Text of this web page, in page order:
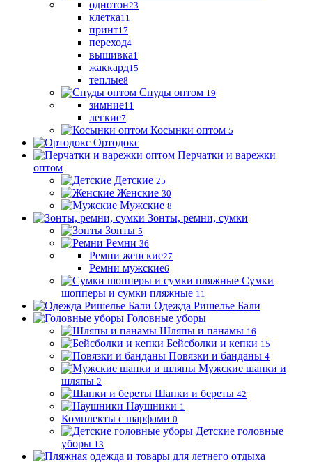
однотон23
клетка11
принт17
переход4
вышивка1
жаккард15
теплые8
Снуды оптом 19
зимние11
легкие7
Косынки оптом 5
Ортодокс
Перчатки и варежки
оптом
Детские 25
Женские 30
Мужские 8
Зонты, ремни, сумки
Зонты 5
Ремни 36
Ремни женские27
Ремни мужские6
Сумки
шопперы и сумки пляжные 11
Одежда Ришелье Бали
Головные уборы
Шляпы и панамы 16
Бейсболки и кепки 15
Повязки и банданы 4
Мужские шапки и
шляпы 2
Шапки и береты 42
Наушники 1
Комплекты с шарфами 0
Детские головные
уборы 13